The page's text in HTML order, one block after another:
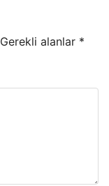
Gerekli alanlar *